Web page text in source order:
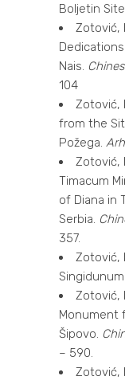
Boljetin
Zotović,
Nais.
104
Zotović,
from the
Požega.
Zotović,
Timacum
of Diana in
Serbia.
357.
Zotović,
Zotović,
Monument
Šipovo.
– 590.
Zotović,